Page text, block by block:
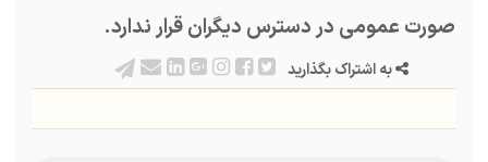
صورت عمومی در دسترس دیگران قرار ندارد.
به اشتراک بگذارید